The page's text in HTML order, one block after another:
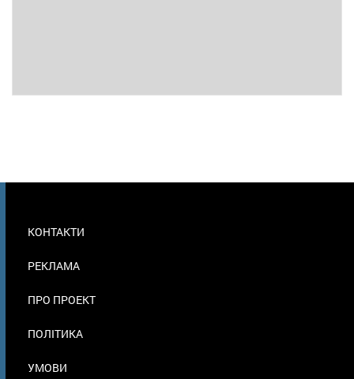
В
КОНТАКТИ
РЕКЛАМА
ПРО ПРОЕКТ
ПОЛІТИКА
УМОВИ